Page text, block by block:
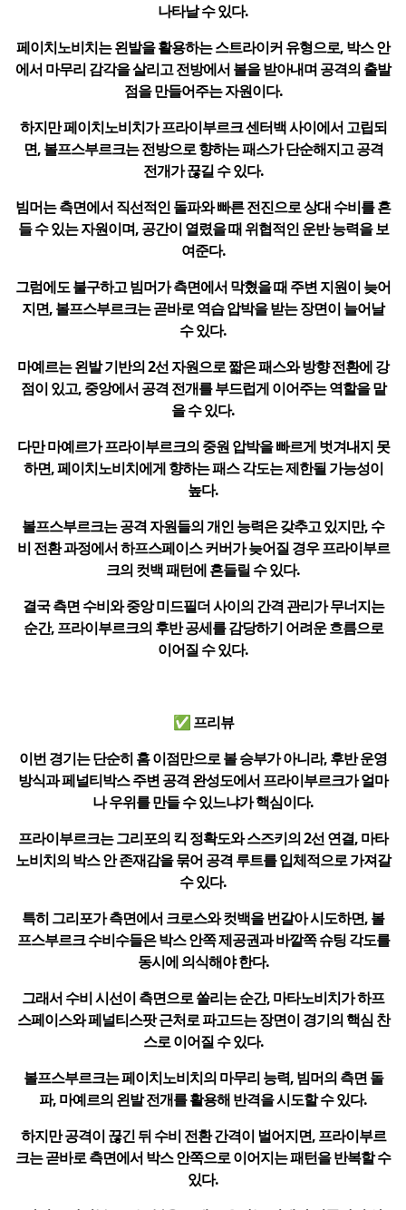
나타날 수 있다.
페이치노비치는 왼발을 활용하는 스트라이커 유형으로, 박스 안
에서 마무리 감각을 살리고 전방에서 볼을 받아내며 공격의 출발
점을 만들어주는 자원이다.
하지만 페이치노비치가 프라이부르크 센터백 사이에서 고립되
면, 볼프스부르크는 전방으로 향하는 패스가 단순해지고 공격
전개가 끊길 수 있다.
빔머는 측면에서 직선적인 돌파와 빠른 전진으로 상대 수비를 흔
들 수 있는 자원이며, 공간이 열렸을 때 위협적인 운반 능력을 보
여준다.
그럼에도 불구하고 빔머가 측면에서 막혔을 때 주변 지원이 늦어
지면, 볼프스부르크는 곧바로 역습 압박을 받는 장면이 늘어날
수 있다.
마예르는 왼발 기반의 2선 자원으로 짧은 패스와 방향 전환에 강
점이 있고, 중앙에서 공격 전개를 부드럽게 이어주는 역할을 맡
을 수 있다.
다만 마예르가 프라이부르크의 중원 압박을 빠르게 벗겨내지 못
하면, 페이치노비치에게 향하는 패스 각도는 제한될 가능성이
높다.
볼프스부르크는 공격 자원들의 개인 능력은 갖추고 있지만, 수
비 전환 과정에서 하프스페이스 커버가 늦어질 경우 프라이부르
크의 컷백 패턴에 흔들릴 수 있다.
결국 측면 수비와 중앙 미드필더 사이의 간격 관리가 무너지는
순간, 프라이부르크의 후반 공세를 감당하기 어려운 흐름으로
이어질 수 있다.
✅ 프리뷰
이번 경기는 단순히 홈 이점만으로 볼 승부가 아니라, 후반 운영
방식과 페널티박스 주변 공격 완성도에서 프라이부르크가 얼마
나 우위를 만들 수 있느냐가 핵심이다.
프라이부르크는 그리포의 킥 정확도와 스즈키의 2선 연결, 마타
노비치의 박스 안 존재감을 묶어 공격 루트를 입체적으로 가져갈
수 있다.
특히 그리포가 측면에서 크로스와 컷백을 번갈아 시도하면, 볼
프스부르크 수비수들은 박스 안쪽 제공권과 바깥쪽 슈팅 각도를
동시에 의식해야 한다.
그래서 수비 시선이 측면으로 쏠리는 순간, 마타노비치가 하프
스페이스와 페널티스팟 근처로 파고드는 장면이 경기의 핵심 찬
스로 이어질 수 있다.
볼프스부르크는 페이치노비치의 마무리 능력, 빔머의 측면 돌
파, 마예르의 왼발 전개를 활용해 반격을 시도할 수 있다.
하지만 공격이 끊긴 뒤 수비 전환 간격이 벌어지면, 프라이부르
크는 곧바로 측면에서 박스 안쪽으로 이어지는 패턴을 반복할 수
있다.